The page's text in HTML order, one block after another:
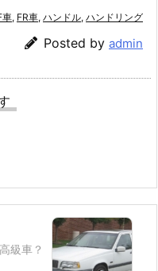
ホワイト 爆光
スト点灯対策 カスタ
ーツ LEDバルブ LED
ムランプ セット 3チ
要 取付簡単 取扱説明
)
車, FR車, ハンドル, ハンドリング
Posted by admin
級車？